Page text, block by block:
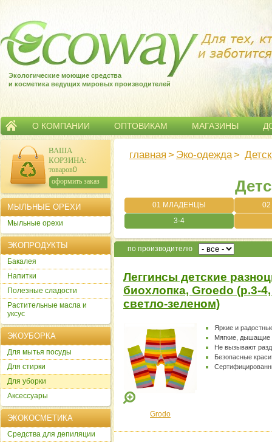
Экологические моющие средства
и косметика ведущих мировых производителей
О КОМПАНИИ ОПТОВИКАМ МАГАЗИНЫ
главная > Эко-одежда>
01 МЛАДЕНЦЫ
3-4
по производителю
Леггинсы детские
биохлопка, Groedo (р.3-
светло-зеленом)
Яркие и
Мягкие, дышащие
Не вызывают
Безопасные
Grodo
ВАША
КОРЗИНА:
товаров:0
сумма: 0р.
оформить заказ
МЫЛЬНЫЕ ОРЕХИ
Мыльные орехи
ЭКОПРОДУКТЫ
Бакалея
Напитки
Полезные сладости
Растительные масла и
уксус
ЭКОУБОРКА
Для мытья посуды
Для стирки
Для уборки
Аксессуары
ЭКОКОСМЕТИКА
Cредства для депиляции